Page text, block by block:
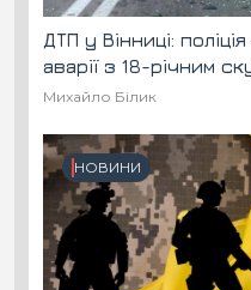
ДТП у Вінниці:
аварії з 18-річним
Михайло Білик
НОВИНИ